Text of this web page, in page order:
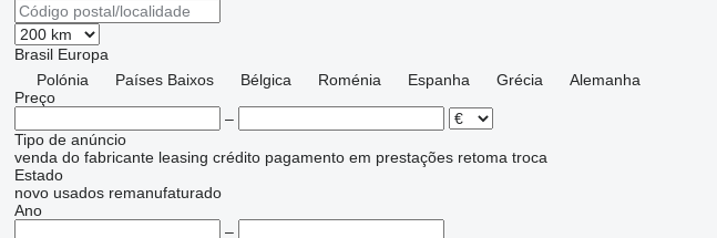
Brasil Europa
Polónia
Países Baixos Bélgica Roménia Espanha Grécia
Alemanha
Preço
–
Tipo de anúncio
venda do fabricante leasing crédito pagamento em prestações retoma troca
Estado
novo usados remanufaturado
Ano
–